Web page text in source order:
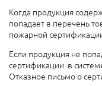
Когда продукция
попадает в перечень
пожарной
Если продукция не
сертификации в
Отказное письмо о